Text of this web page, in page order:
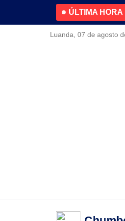
ÚLTIMA HORA
4.2% no primeiro trimestre Nova
Luanda, 07 de agosto